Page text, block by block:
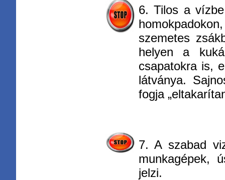
6. Tilos a
szemetes
helyen a
csapatokra is,
látványa.
fogja
7. A szabad
munkagépek,
jelzi.